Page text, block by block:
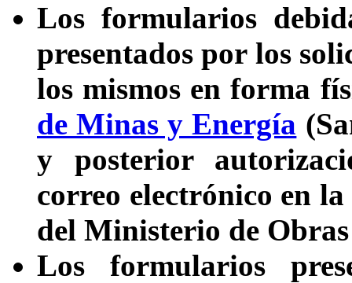
Los formularios
presentados por los
los mismos en forma
de Minas y Energía
y posterior
correo electrónico en
del Ministerio de
Los formularios